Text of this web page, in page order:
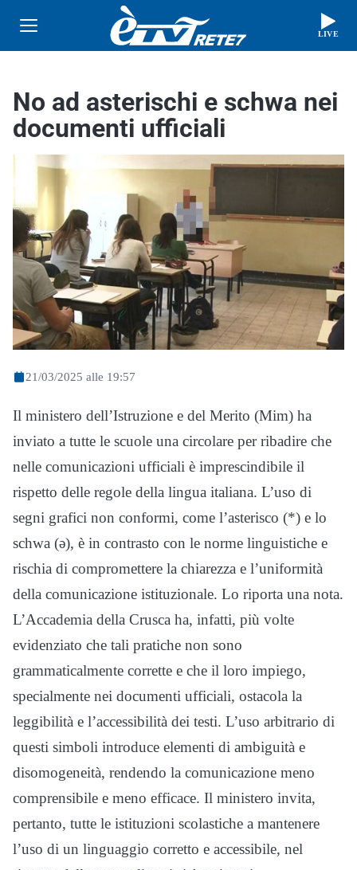
LIVE
No ad asterischi e schwa nei
documenti ufficiali
21/03/2025 alle 19:57
Il ministero dell’Istruzione e del Merito (Mim) ha
inviato a tutte le scuole una circolare per ribadire che
nelle comunicazioni ufficiali è imprescindibile il
rispetto delle regole della lingua italiana. L’uso di
segni grafici non conformi, come l’asterisco (*) e lo
schwa (ə), è in contrasto con le norme linguistiche e
rischia di compromettere la chiarezza e l’uniformità
della comunicazione istituzionale. Lo riporta una nota.
L’Accademia della Crusca ha, infatti, più volte
evidenziato che tali pratiche non sono
grammaticalmente corrette e che il loro impiego,
specialmente nei documenti ufficiali, ostacola la
leggibilità e l’accessibilità dei testi. L’uso arbitrario di
questi simboli introduce elementi di ambiguità e
disomogeneità, rendendo la comunicazione meno
comprensibile e meno efficace. Il ministero invita,
pertanto, tutte le istituzioni scolastiche a mantenere
l’uso di un linguaggio corretto e accessibile, nel